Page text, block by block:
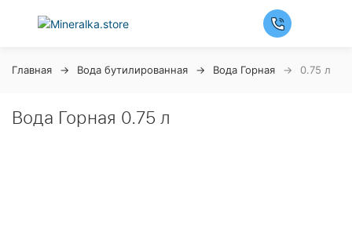
Главная Вода бутилированная Вода Горная 0.75 л
Вода Горная 0.75 л